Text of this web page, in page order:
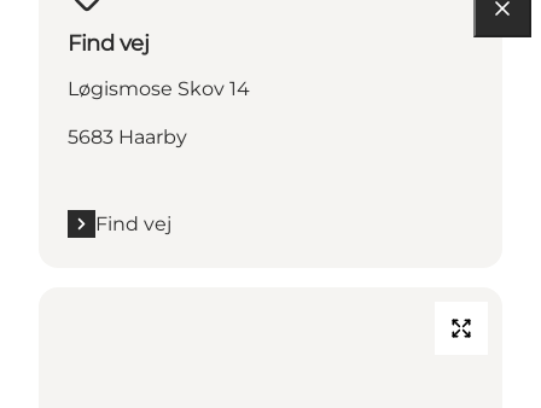
Find vej
Løgismose Skov 14
5683 Haarby
Find vej